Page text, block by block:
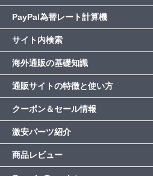
PayPal為替レート計算機
サイト内検索
海外通販の基礎知識
通販サイトの特徴と使い方
クーポン＆セール情報
激安パーツ紹介
商品レビュー